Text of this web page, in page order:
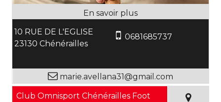
10 RUE DE L'EGLISE
23130 Chénérailles
0681685737
marie.avellana31@gmail.com
Club Omnisport Chénérailles Foot